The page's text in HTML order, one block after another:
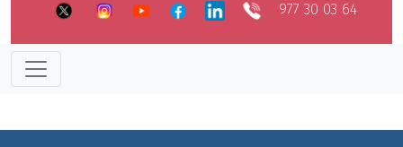
977 30 03 64